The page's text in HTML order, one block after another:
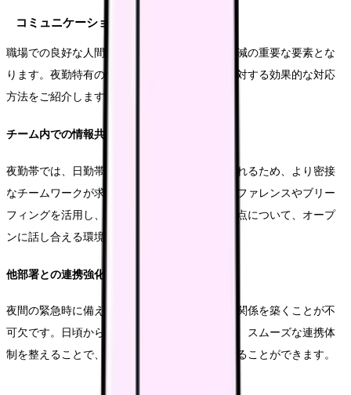
コミュニケーション戦略
職場での良好な人間関係の構築は、ストレス軽減の重要な要素とな
ります。夜勤特有のコミュニケーション課題に対する効果的な対応
方法をご紹介します。
チーム内での情報共有
夜勤帯では、日勤帯と比べてスタッフ数が限られるため、より密接
なチームワークが求められます。定期的なカンファレンスやブリー
フィングを活用し、業務上の課題や気がかりな点について、オープ
ンに話し合える環境を作ることが重要です。
他部署との連携強化
夜間の緊急時に備えて、他部署との良好な協力関係を築くことが不
可欠です。日頃からの挨拶や情報交換を通じて、スムーズな連携体
制を整えることで、緊急時のストレスを軽減することができます。